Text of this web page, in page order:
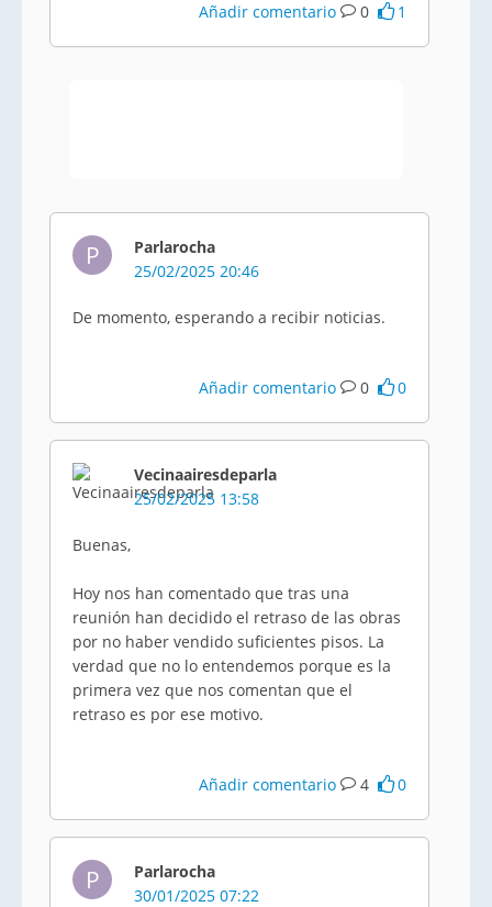
Añadir comentario 0 1
P
Parlarocha
25/02/2025 20:46
De momento, esperando a recibir noticias.
Añadir comentario 0 0
Vecinaairesdeparla
25/02/2025 13:58
Buenas,
Hoy nos han comentado que tras una
reunión han decidido el retraso de las obras
por no haber vendido suficientes pisos. La
verdad que no lo entendemos porque es la
primera vez que nos comentan que el
retraso es por ese motivo.
Añadir comentario 4 0
P
Parlarocha
30/01/2025 07:22